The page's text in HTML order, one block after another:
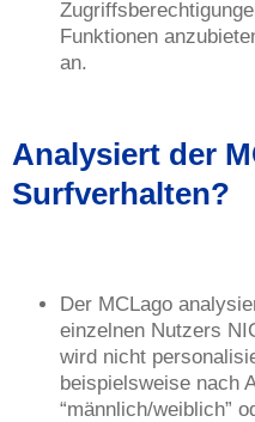
Funktionen
an.
Analysiert der
Surfverhalten?
Der MCLago
einzelnen Nutzers
wird nicht
beispielsweise nach
“männlich/weiblich”